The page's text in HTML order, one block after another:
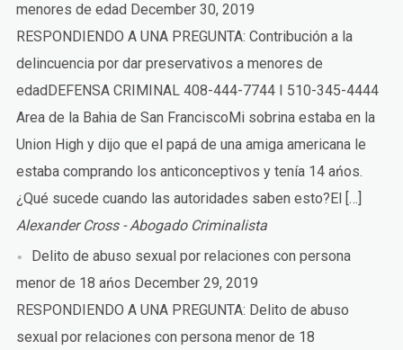
menores de edad December 30, 2019
RESPONDIENDO A UNA PREGUNTA: Contribución a la
delincuencia por dar preservativos a menores de
edadDEFENSA CRIMINAL 408-444-7744 I 510-345-4444
Area de la Bahia de San FranciscoMi sobrina estaba en la
Union High y dijo que el papá de una amiga americana le
estaba comprando los anticonceptivos y tenía 14 ańos.
¿Qué sucede cuando las autoridades saben esto?El […]
Alexander Cross - Abogado Criminalista
Delito de abuso sexual por relaciones con persona
menor de 18 ańos December 29, 2019
RESPONDIENDO A UNA PREGUNTA: Delito de abuso
sexual por relaciones con persona menor de 18